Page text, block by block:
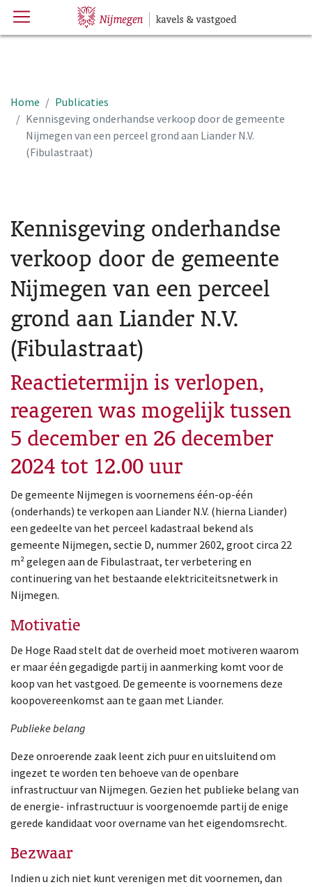
Menu Hoofdpagina
Home
Publicaties
Kennisgeving onderhandse verkoop door de gemeente
Nijmegen van een perceel grond aan Liander N.V.
(Fibulastraat)
Kennisgeving onderhandse
verkoop door de gemeente
Nijmegen van een perceel
grond aan Liander N.V.
(Fibulastraat)
Reactietermijn is verlopen,
reageren was mogelijk tussen
5 december en 26 december
2024 tot 12.00 uur
De gemeente Nijmegen is voornemens één-op-één
(onderhands) te verkopen aan Liander N.V. (hierna Liander)
een gedeelte van het perceel kadastraal bekend als
gemeente Nijmegen, sectie D, nummer 2602, groot circa 22
m² gelegen aan de Fibulastraat, ter verbetering en
continuering van het bestaande elektriciteitsnetwerk in
Nijmegen.
Motivatie
De Hoge Raad stelt dat de overheid moet motiveren waarom
er maar één gegadigde partij in aanmerking komt voor de
koop van het vastgoed. De gemeente is voornemens deze
koopovereenkomst aan te gaan met Liander.
Publieke belang
Deze onroerende zaak leent zich puur en uitsluitend om
ingezet te worden ten behoeve van de openbare
infrastructuur van Nijmegen. Gezien het publieke belang van
de energie- infrastructuur is voorgenoemde partij de enige
gerede kandidaat voor overname van het eigendomsrecht.
Bezwaar
Indien u zich niet kunt verenigen met dit voornemen, dan